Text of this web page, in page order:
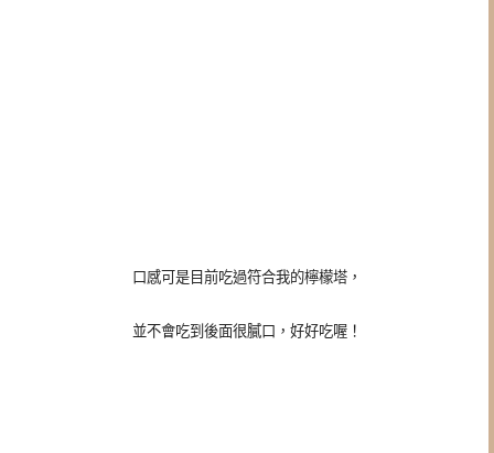
口感可是目前吃過符合我的檸檬塔，
並不會吃到後面很膩口，好好吃喔！